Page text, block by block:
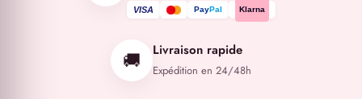
VISA Klarna
🚚 Livraison rapide
Expédition en 24/48h